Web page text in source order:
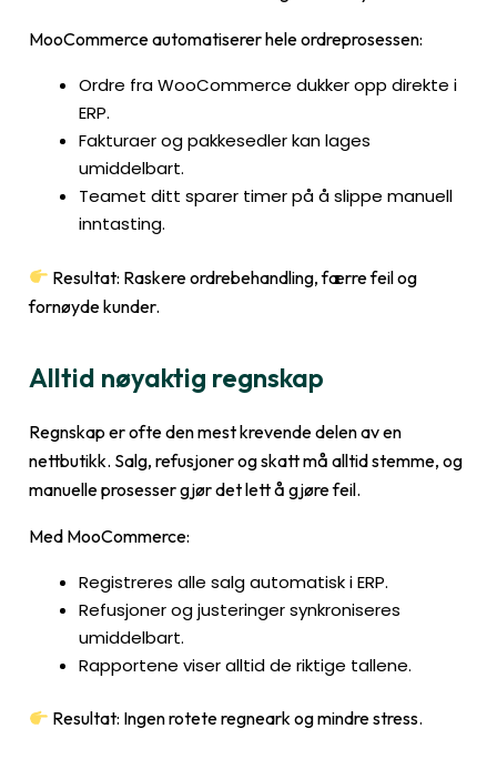
MooCommerce automatiserer hele ordreprosessen:
Ordre fra WooCommerce dukker opp direkte i
ERP.
Fakturaer og pakkesedler kan lages
umiddelbart.
Teamet ditt sparer timer på å slippe manuell
inntasting.
Resultat: Raskere ordrebehandling, færre feil og
fornøyde kunder.
Alltid nøyaktig regnskap
Regnskap er ofte den mest krevende delen av en
nettbutikk. Salg, refusjoner og skatt må alltid stemme, og
manuelle prosesser gjør det lett å gjøre feil.
Med MooCommerce:
Registreres alle salg automatisk i ERP.
Refusjoner og justeringer synkroniseres
umiddelbart.
Rapportene viser alltid de riktige tallene.
Resultat: Ingen rotete regneark og mindre stress.